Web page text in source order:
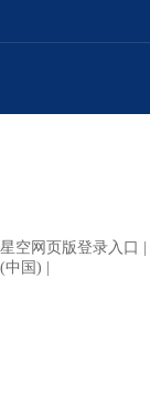
星空网页版登录入口 |
(中国) |